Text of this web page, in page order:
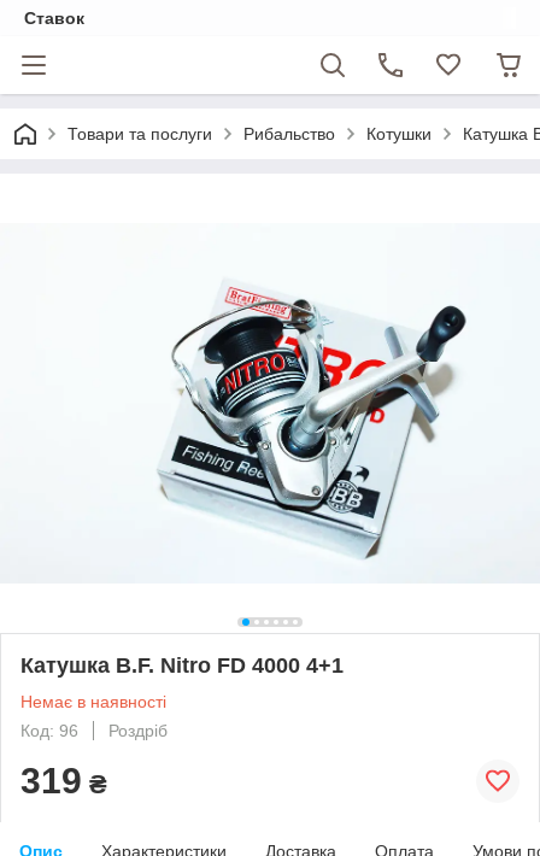
Ставок
Товари та послуги Рибальство Котушки Катушка
Катушка B.F. Nitro FD 4000 4+1
Немає в наявності
Код: 96
Роздріб
319 ₴
Опис Характеристики Доставка Оплата Умови